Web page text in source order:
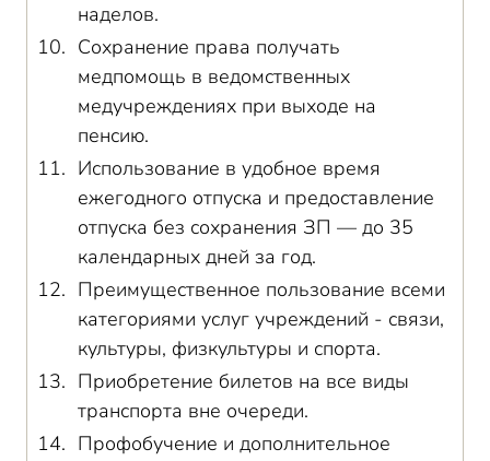
наделов.
Сохранение права получать
медпомощь в ведомственных
медучреждениях при выходе на
пенсию.
Использование в удобное время
ежегодного отпуска и предоставление
отпуска без сохранения ЗП — до 35
календарных дней за год.
Преимущественное пользование всеми
категориями услуг учреждений - связи,
культуры, физкультуры и спорта.
Приобретение билетов на все виды
транспорта вне очереди.
Профобучение и дополнительное